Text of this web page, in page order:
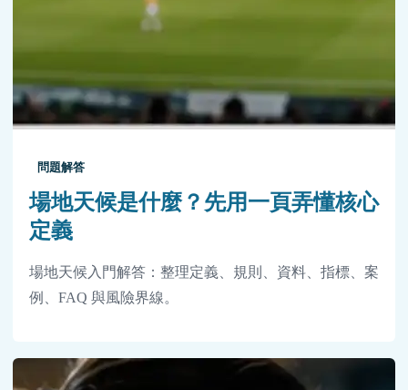
問題解答
場地天候是什麼？先用一頁弄懂核心
定義
場地天候入門解答：整理定義、規則、資料、指標、案
例、FAQ 與風險界線。